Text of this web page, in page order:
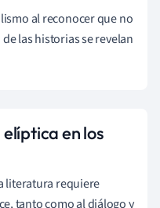
al reconocer que no
las historias se revelan
en los
literatura requiere
tanto como al diálogo y